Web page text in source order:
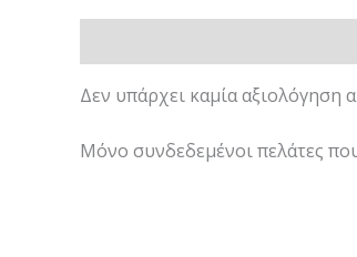
Δεν υπάρχει καμία αξιολόγηση
Μόνο συνδεδεμένοι πελάτες